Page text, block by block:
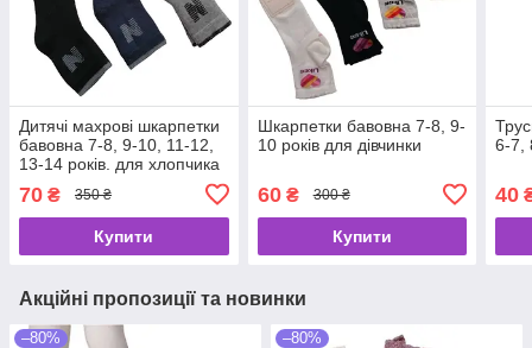
Дитячі махрові шкарпетки
бавовна 7-8, 9-10, 11-12,
13-14 років. для хлопчика
70 ₴ 350 ₴
Купити
Шкарпетки бавовна 7-8, 9-
10 років для дівчинки
60₴ 300 ₴
Купити
6-7,
40
Акційні пропозиції та новинки
–80% –80%